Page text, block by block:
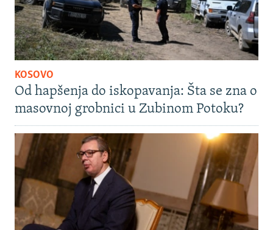
KOSOVO
Od hapšenja do iskopavanja: Šta se zna o
masovnoj grobnici u Zubinom Potoku?